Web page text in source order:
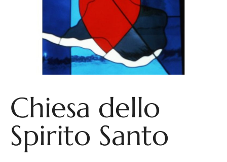
Chiesa dello
Spirito Santo